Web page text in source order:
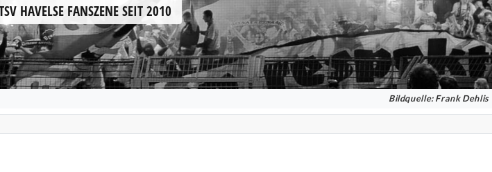
HAVELSE FANSZENE SEIT 2010
Bildquelle: Frank Dehlis